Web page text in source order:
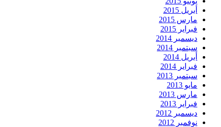
أبريل 2015
مارس 2015
فبراير 2015
ديسمبر 2014
سبتمبر 2014
أبريل 2014
فبراير 2014
سبتمبر 2013
مايو 2013
مارس 2013
فبراير 2013
ديسمبر 2012
نوفمبر 2012